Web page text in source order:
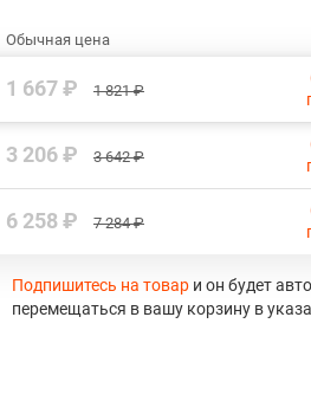
Обычная цена
1 667 ₽ 1 821 ₽
3 206 ₽ 3 642 ₽
6 258 ₽ 7 284 ₽
Подпишитесь на товар и он будет
перемещаться в вашу корзину в